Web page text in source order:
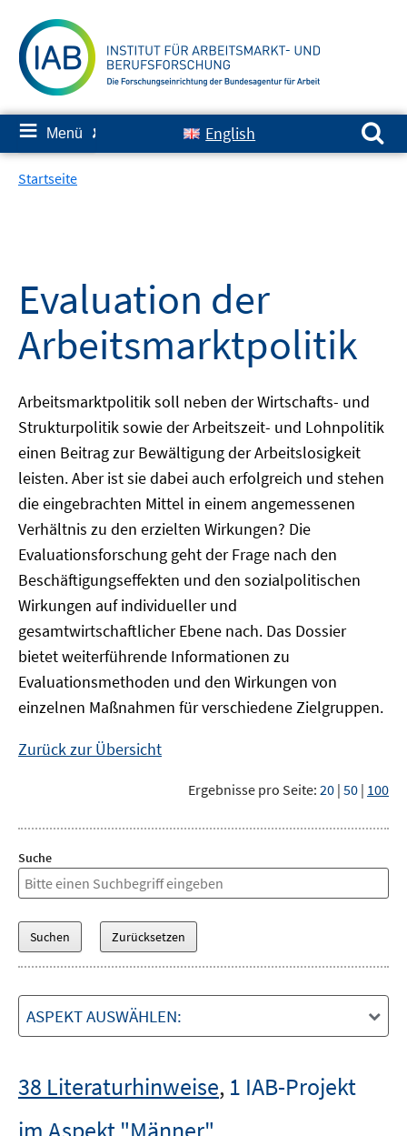
zum
Inhalt
≡ Menü ✘ English
Suchen nach:
Startseite
Evaluation der
Arbeitsmarktpolitik
Arbeitsmarktpolitik soll neben der Wirtschafts- und
Strukturpolitik sowie der Arbeitszeit- und Lohnpolitik
einen Beitrag zur Bewältigung der Arbeitslosigkeit
leisten. Aber ist sie dabei auch erfolgreich und stehen
die eingebrachten Mittel in einem angemessenen
Verhältnis zu den erzielten Wirkungen? Die
Evaluationsforschung geht der Frage nach den
Beschäftigungseffekten und den sozialpolitischen
Wirkungen auf individueller und
gesamtwirtschaftlicher Ebene nach. Das Dossier
bietet weiterführende Informationen zu
Evaluationsmethoden und den Wirkungen von
einzelnen Maßnahmen für verschiedene Zielgruppen.
Zurück zur Übersicht
Ergebnisse pro Seite: 20 | 50 | 100
Suche
ASPEKT AUSWÄHLEN:
38 Literaturhinweise, 1 IAB-Projekt